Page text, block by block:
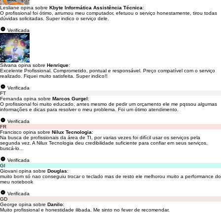
Lesliane opina sobre Kbyte Informática Assistência Técnica:
O profissional foi ótimo, arrumou meu computador, efetuou o serviço honestamente, tirou todas
dúvidas solicitadas. Super indico o serviço dele.
Verificada
Silvana opina sobre Henrique:
Excelente Profissional. Comprometido, pontual e responsável. Preço compatível com o serviço
realizado. Fiquei muito satisfeita. Super indico!!
Verificada
FT
Fernanda opina sobre Marcos Gurgel:
O profissional foi muito educado, antes mesmo de pedir um orçamento ele me pqssou algumas
informações e dicas para resolver o meu problema. Foi um ótimo atendimento.
Verificada
FR
Francisco opina sobre Nilux Tecnologia:
Na busca de profissionais da área de TI, por varias vezes foi difícil usar os serviços pela
segunda vez. A Nilux Tecnologia deu credibilidade suficiente para confiar em seus serviços,
buscá-lo...
Verificada
GI
Giovani opina sobre Douglas:
muito bom só nao conseguiu trocar o teclado mas de resto ele melhorou muito a performance do
meu notebook
Verificada
GD
George opina sobre Danilo:
Muito profissional e honestidade ilibada. Me sinto no fever de recomendar.